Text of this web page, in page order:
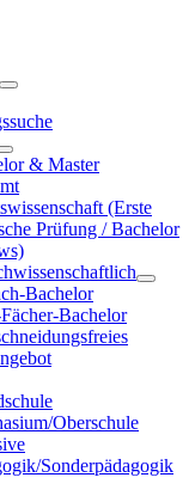
& Master
(Erste
Prüfung / Bachelor
Bachelor
Bachelor
Oberschule
Sonderpädagogik